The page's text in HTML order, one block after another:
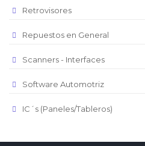
Retrovisores
Repuestos en General
Scanners - Interfaces
Software Automotriz
IC´s (Paneles/Tableros)